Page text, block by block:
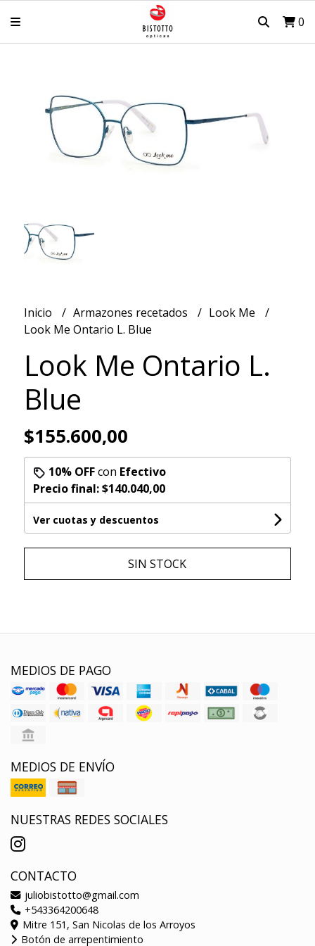
0
Inicio Armazones recetados
Look Me
Look Me Ontario L. Blue
Look Me Ontario L.
Blue
$155.600,00
10% OFFcon Efectivo
Precio final:$140.040,00
Ver cuotas y descuentos
SIN STOCK
MEDIOS DE PAGO
MEDIOS DE ENVÍO
NUESTRAS REDES SOCIALES
CONTACTO
juliobistotto@gmail.com
+543364200648
Mitre 151, San Nicolas de los Arroyos
Botón de arrepentimiento